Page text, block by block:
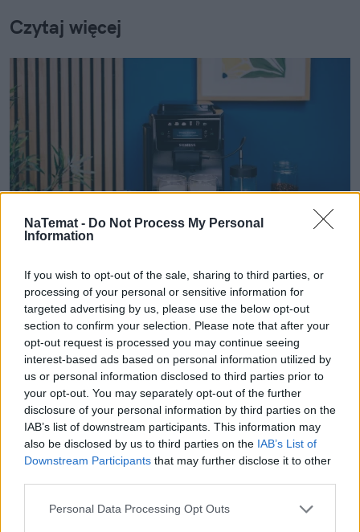
NaTemat - Do Not Process My Personal
Information
If you wish to opt-out of the sale, sharing to third parties, or
processing of your personal or sensitive information for
targeted advertising by us, please use the below opt-out
section to confirm your selection. Please note that after your
opt-out request is processed you may continue seeing
interest-based ads based on personal information utilized by
us or personal information disclosed to third parties prior to
your opt-out. You may separately opt-out of the further
disclosure of your personal information by third parties on the
IAB’s list of downstream participants. This information may
also be disclosed by us to third parties on the IAB’s List of
Downstream Participants that may further disclose it to other
Personal Data Processing Opt Outs
Czytaj więcej
ekspres, wiele sposobów na idealną
kawę
Siemens EQ600 iAroma to model zaprojektowany
właśnie z myślą o różnorodności. Urządzenie
pozwala przygotować klasyczne espresso, kawy
mleczne, większe porcje kawy na wynos, a także
kilka filiżanek jednocześnie. Wszystko przy
zachowaniu intuicyjnej obsługi oraz szerokich
możliwości personalizacji napojów.
Czytaj całość